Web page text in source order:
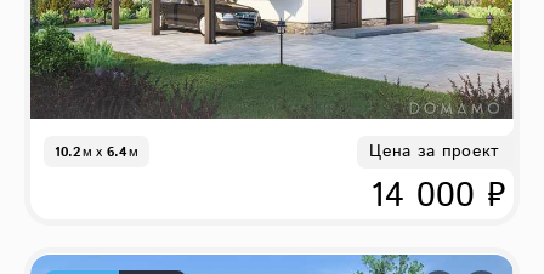
10.2м x 6.4м Цена за проект
14 000 ₽